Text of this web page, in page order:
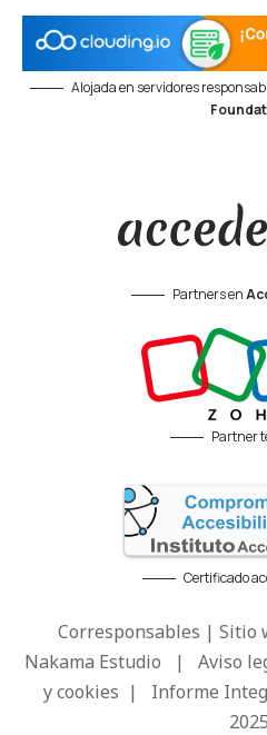
Alojada en servidores
Partners en
Partner
Certificado
Corresponsables | Sitio
Nakama Estudio | Aviso
y cookies | Informe
2025